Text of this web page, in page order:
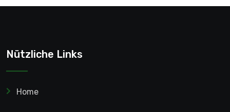
Nützliche Links
Home